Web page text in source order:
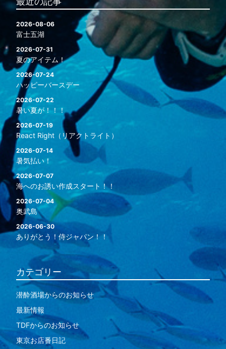
2026-08-06
富士五湖
2026-07-31
夏のアイテム！
2026-07-24
ハッピーバースデー
2026-07-22
暑い夏が！！！
2026-07-19
React Right（リアクトライト）
2026-07-14
暑気払い！
2026-07-07
海へのお誘い作成スタート！！
2026-07-04
奥武島
2026-06-30
ありがとう！侍ジャパン！！
カテゴリー
潜酔酒場からのお知らせ
最新情報
TDFからのお知らせ
東京お店番日記